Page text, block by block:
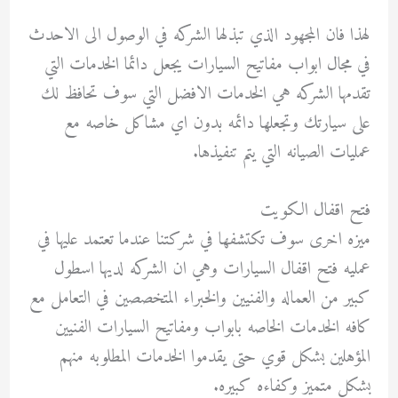
لهذا فان المجهود الذي تبذلها الشركه في الوصول الى الاحدث
في مجال ابواب مفاتيح السيارات يجعل دائما الخدمات التي
تقدمها الشركه هي الخدمات الافضل التي سوف تحافظ لك
على سيارتك وتجعلها دائمه بدون اي مشاكل خاصه مع
عمليات الصيانه التي يتم تنفيذها.
فتح اقفال الكويت
ميزه اخرى سوف تكتشفها في شركتنا عندما تعتمد عليها في
عمليه فتح اقفال السيارات وهي ان الشركه لديها اسطول
كبير من العماله والفنيين والخبراء المتخصصين في التعامل مع
كافه الخدمات الخاصه بابواب ومفاتيح السيارات الفنيين
المؤهلين بشكل قوي حتى يقدموا الخدمات المطلوبه منهم
بشكل متميز وكفاءه كبيره.